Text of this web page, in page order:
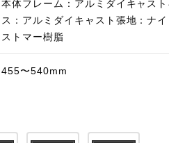
本体フレーム：アルミダイキャス
ス：アルミダイキャスト張地：ナ
ストマー樹脂
455〜540mm